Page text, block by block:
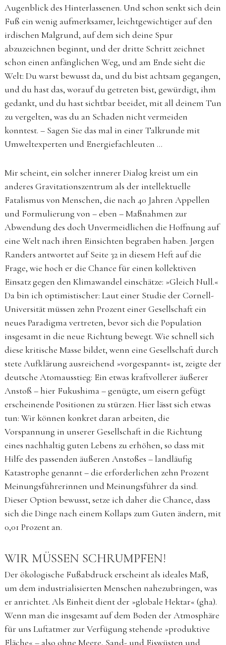
Augenblick des Hinterlassenen. Und schon senkt sich dein
Fuß ein wenig aufmerksamer, leichtgewichtiger auf den
irdischen Malgrund, auf dem sich deine Spur
abzuzeichnen beginnt, und der dritte Schritt zeichnet
schon einen anfänglichen Weg, und am Ende sieht die
Welt: Du warst bewusst da, und du bist achtsam gegangen,
und du hast das, worauf du getreten bist, gewürdigt, ihm
gedankt, und du hast sichtbar beeidet, mit all deinem Tun
zu vergelten, was du an Schaden nicht vermeiden
konntest. – Sagen Sie das mal in einer Talkrunde mit
Umweltexperten und Energiefachleuten …
Mir scheint, ein solcher innerer Dialog kreist um ein
anderes Gravitationszentrum als der intellektuelle
Fatalismus von Menschen, die nach 40 Jahren Appellen
und Formulierung von – eben – Maßnahmen zur
Abwendung des doch Unvermeidlichen die Hoffnung auf
eine Welt nach ihren Einsichten begraben haben. Jørgen
Randers antwortet auf Seite 32 in diesem Heft auf die
Frage, wie hoch er die Chance für einen kollektiven
Einsatz gegen den Klimawandel einschätze: »Gleich Null.«
Da bin ich optimistischer: Laut einer Studie der Cornell-
Universität müssen zehn Prozent einer Gesellschaft ein
neues Paradigma vertreten, bevor sich die Population
insgesamt in die neue Richtung bewegt. Wie schnell sich
diese kritische Masse bildet, wenn eine Gesellschaft durch
stete Aufklärung ausreichend »vorgespannt« ist, zeigte der
deutsche Atomausstieg: Ein etwas kraftvollerer äußerer
Anstoß – hier Fukushima – genügte, um eisern gefügt
erscheinende Positionen zu stürzen. Hier lässt sich etwas
tun: Wir können konkret daran arbeiten, die
Vorspannung in unserer Gesellschaft in die Richtung
eines nachhaltig guten Lebens zu erhöhen, so dass mit
Hilfe des passenden äußeren Anstoßes – landläufig
Katastrophe genannt – die erforderlichen zehn Prozent
Meinungsführerinnen und Meinungsführer da sind.
Dieser Option bewusst, setze ich daher die Chance, dass
sich die Dinge nach einem Kollaps zum Guten ändern, mit
0,01 Prozent an.
WIR MÜSSEN SCHRUMPFEN!
Der ökologische Fußabdruck erscheint als ideales Maß,
um dem industrialisierten Menschen nahezubringen, was
er anrichtet. Als Einheit dient der »globale Hektar« (gha).
Wenn man die insgesamt auf dem Boden der Atmosphäre
für uns Luftatmer zur Verfügung stehende »produktive
Fläche« – also ohne Meere, Sand- und Eiswüsten und